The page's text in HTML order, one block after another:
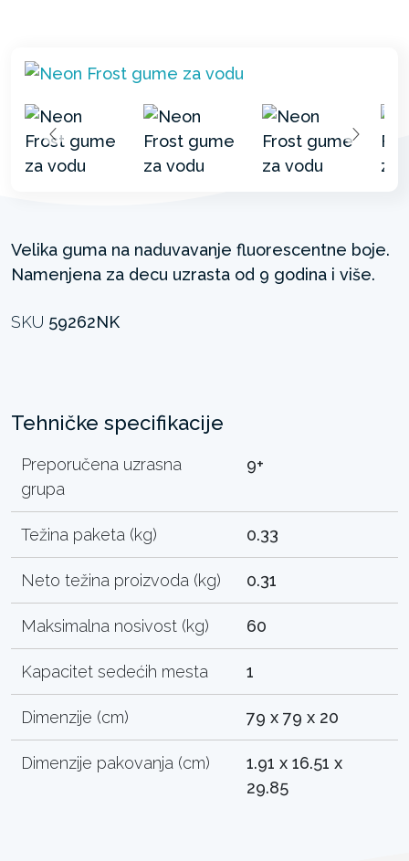
Velika guma na naduvavanje fluorescentne boje.
Namenjena za decu uzrasta od 9 godina i više.
SKU 59262NK
Tehničke specifikacije
Preporučena uzrasna
grupa
9+
Težina paketa (kg) 0.33
Neto težina proizvoda (kg) 0.31
Maksimalna nosivost (kg) 60
Kapacitet sedećih mesta 1
Dimenzije (cm) 79 x 79 x 20
Dimenzije pakovanja (cm)
1.91 x 16.51 x
29.85